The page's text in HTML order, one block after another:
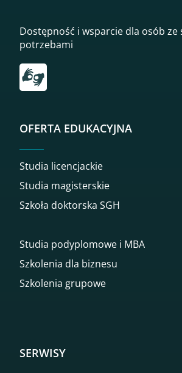
Dostępność i wsparcie dla osób ze
potrzebami
Przekierowanie do tłumacza on-
OFERTA EDUKACYJNA
Studia licencjackie
Studia magisterskie
Szkoła doktorska SGH
Studia podyplomowe i MBA
Szkolenia dla biznesu
Szkolenia grupowe
SERWISY